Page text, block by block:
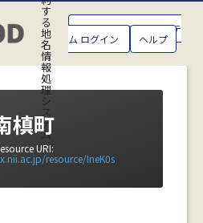
す
る
地
名
情
報
処
理
シ
ス
テ
ム
GeoLOD地名管理システ
ム ログイン ヘルプ
槙町
URI:
resource/IneK0s